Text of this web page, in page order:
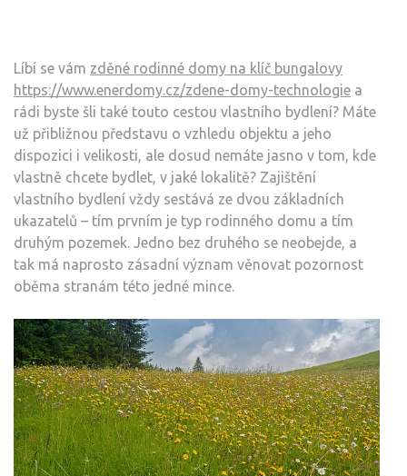
Líbí se vám zděné rodinné domy na klíč bungalovy
https://www.enerdomy.cz/zdene-domy-technologie a
rádi byste šli také touto cestou vlastního bydlení? Máte
už přibližnou představu o vzhledu objektu a jeho
dispozici i velikosti, ale dosud nemáte jasno v tom, kde
vlastně chcete bydlet, v jaké lokalitě? Zajištění
vlastního bydlení vždy sestává ze dvou základních
ukazatelů – tím prvním je typ rodinného domu a tím
druhým pozemek. Jedno bez druhého se neobejde, a
tak má naprosto zásadní význam věnovat pozornost
oběma stranám této jedné mince.